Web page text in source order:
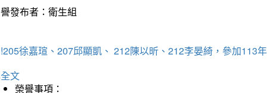
發布者：衛生組
徐嘉瑄、207邱顯凱、 212陳以昕、212李晏綺，參加113
文
榮譽事項：